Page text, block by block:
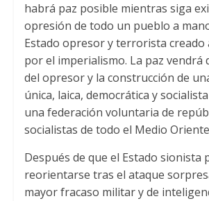
habrá paz posible mientras siga
opresión de todo un pueblo a
Estado opresor y terrorista creado
por el imperialismo. La paz vendrá
del opresor y la construcción de
única, laica, democrática y
una federación voluntaria de
socialistas de todo el Medio
Después de que el Estado sionista
reorientarse tras el ataque
mayor fracaso militar y de